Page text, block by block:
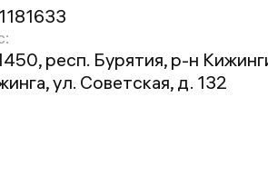
1181633
респ. Бурятия, р-н
ул. Советская, д. 132